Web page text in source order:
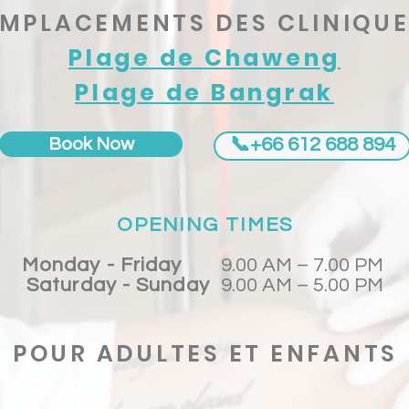
DES
Plage de Chaweng
Plage de Bangrak
Book Now 📞+66 612 688 894
OPENING TIMES
Monday - Friday 9.00 AM – 7.00 PM
Saturday - Sunday 9.00 AM – 5.00 PM
POUR ADULTES ET ENFANTS